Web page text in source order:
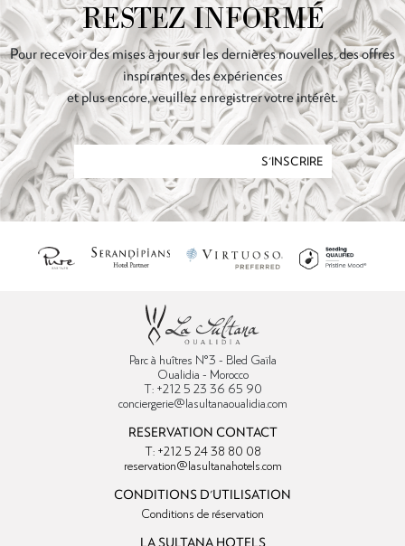
RESTEZ INFORMÉ
Pour recevoir des mises à jour sur les dernières nouvelles, des offres
inspirantes, des expériences
et plus encore, veuillez enregistrer votre intérêt.
S'INSCRIRE
Parc à huîtres N°3 - Bled Gaïla
Oualidia - Morocco
T: +212 5 23 36 65 90
conciergerie@lasultanaoualidia.com
RESERVATION CONTACT
T: +212 5 24 38 80 08
reservation@lasultanahotels.com
CONDITIONS D'UTILISATION
Conditions de réservation
LA SULTANA HOTELS